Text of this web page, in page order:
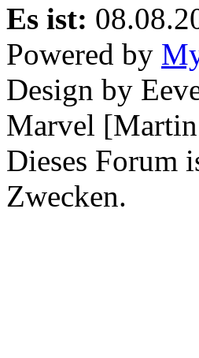
Es ist:
Powered by
Design by
Marvel [Martin
Dieses Forum
Zwecken.